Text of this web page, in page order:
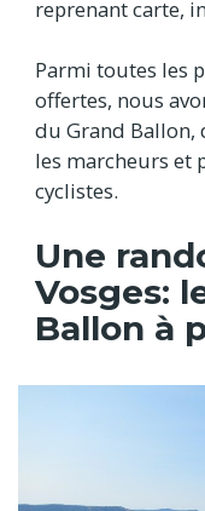
reprenant carte,
Parmi toutes les
offertes, nous
du Grand Ballon,
les marcheurs et
cyclistes.
Une
Vosges:
Ballon à